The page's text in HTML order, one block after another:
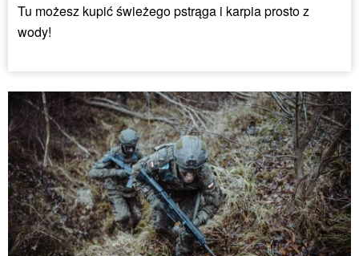
Tu możesz kupić świeżego pstrąga i karpia prosto z
wody!